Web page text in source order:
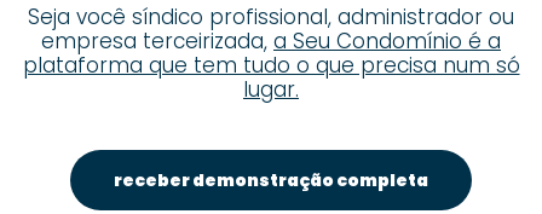
Seja você síndico profissional, administrador ou
empresa terceirizada, a Seu Condomínio é a
plataforma que tem tudo o que precisa num só
lugar.
receber demonstração completa